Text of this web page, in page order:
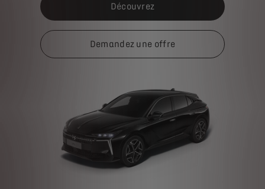
Découvrez
Demandez une offre